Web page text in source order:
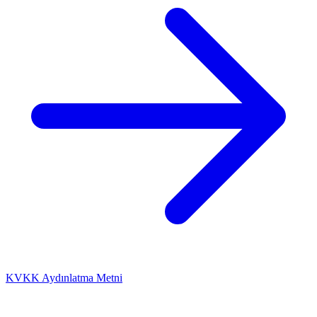
KVKK Aydınlatma Metni